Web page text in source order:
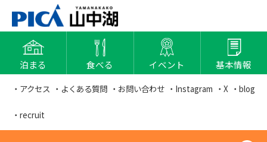
泊まる 食べる イベント 基本情報
・アクセス ・よくある質問 ・お問い合わせ ・Instagram ・X ・blog
・recruit